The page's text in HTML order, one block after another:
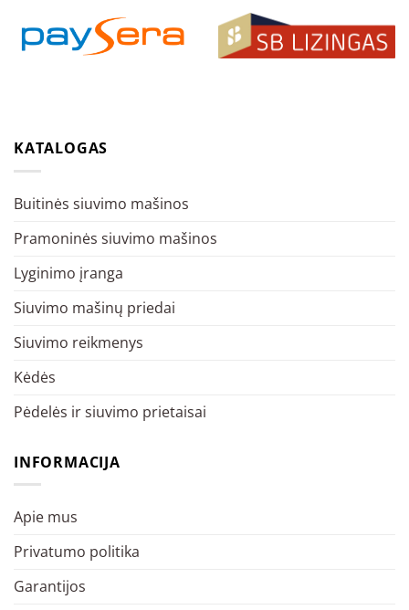
KATALOGAS
Buitinės siuvimo mašinos
Pramoninės siuvimo mašinos
Lyginimo įranga
Siuvimo mašinų priedai
Siuvimo reikmenys
Kėdės
Pėdelės ir siuvimo prietaisai
INFORMACIJA
Apie mus
Privatumo politika
Garantijos